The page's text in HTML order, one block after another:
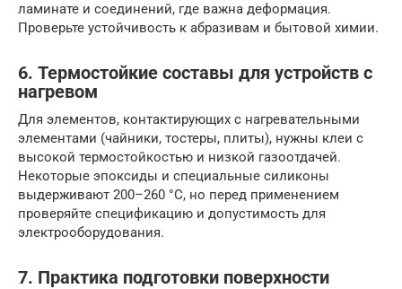
ламинате и соединений, где важна деформация.
Проверьте устойчивость к абразивам и бытовой химии.
6. Термостойкие составы для устройств с
нагревом
Для элементов, контактирующих с нагревательными
элементами (чайники, тостеры, плиты), нужны клеи с
высокой термостойкостью и низкой газоотдачей.
Некоторые эпоксиды и специальные силиконы
выдерживают 200–260 °C, но перед применением
проверяйте спецификацию и допустимость для
электрооборудования.
7. Практика подготовки поверхности